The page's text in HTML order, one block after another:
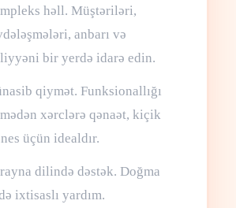
həll. Müştəriləri,
anbarı və
bir yerdə idarə edin.
qiymət. Funksionallığı
xərclərə qənaət, kiçik
üçün idealdır.
dilində dəstək. Doğma
ixtisaslı yardım.